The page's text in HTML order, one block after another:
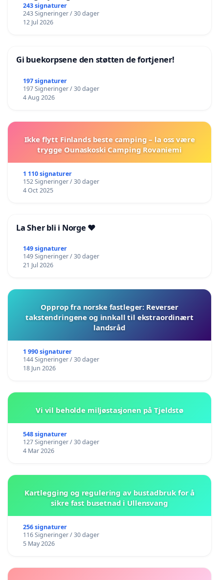
243 signaturer
243 Signeringer / 30 dager
12 Jul 2026
Gi buekorpsene den støtten de fortjener!
197 signaturer
197 Signeringer / 30 dager
4 Aug 2026
Ikke flytt Finlands beste camping – la oss være
trygge Ounaskoski Camping Rovaniemi
1 110 signaturer
152 Signeringer / 30 dager
4 Oct 2025
La Sher bli i Norge ❤️
149 signaturer
149 Signeringer / 30 dager
21 Jul 2026
Opprop fra norske fastleger: Reverser
takstendringene og innkall til ekstraordinært
landsråd
1 990 signaturer
144 Signeringer / 30 dager
18 Jun 2026
Vi vil beholde miljøstasjonen på Tjeldstø
548 signaturer
127 Signeringer / 30 dager
4 Mar 2026
Kartlegging og regulering av bustadbruk for å
sikre fast busetnad i Ullensvang
256 signaturer
116 Signeringer / 30 dager
5 May 2026